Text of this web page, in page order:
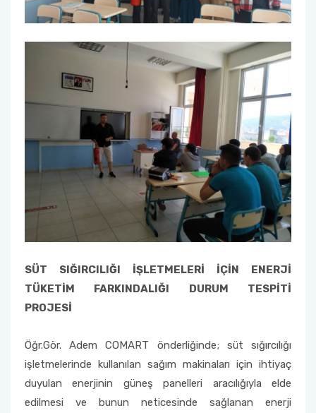
SÜT SIĞIRCILIĞI İŞLETMELERİ İÇİN ENERJİ
TÜKETİM FARKINDALIĞI DURUM TESPİTİ
PROJESİ
Öğr.Gör. Adem COMART önderliğinde; süt sığırcılığı
işletmelerinde kullanılan sağım makinaları için ihtiyaç
duyulan enerjinin güneş panelleri aracılığıyla elde
edilmesi ve bunun neticesinde sağlanan enerji